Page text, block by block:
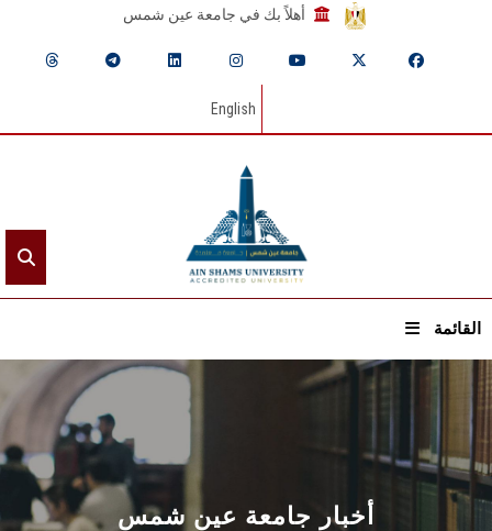
أهلاً بك في جامعة عين شمس
English
القائمة
الرئيسيـة
عن الجامعة
القطاعـات أخبار جامعة عين شمس